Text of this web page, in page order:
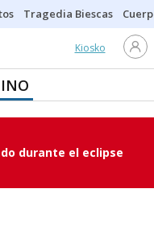
Tragedia Biescas
Kiosko
durante el eclipse